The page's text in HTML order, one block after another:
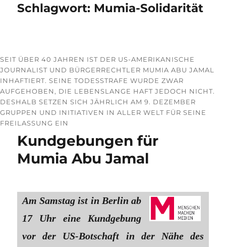
Schlagwort: Mumia-Solidarität
SEIT ÜBER 40 JAHREN IST DER US-AMERIKANISCHE
JOURNALIST UND BÜRGERRECHTLER MUMIA ABU JAMAL
INHAFTIERT. SEINE TODESSTRAFE WURDE ZWAR
AUFGEHOBEN, DIE LEBENSLANGE HAFT JEDOCH NICHT.
DESHALB SETZEN SICH JÄHRLICH AM 9. DEZEMBER
GRUPPEN UND INITIATIVEN IN ALLER WELT FÜR SEINE
FREILASSUNG EIN
Kundgebungen für
Mumia Abu Jamal
Am Samstag ist in Berlin ab
17 Uhr eine Kundgebung
vor der US-Botschaft in der Nähe des